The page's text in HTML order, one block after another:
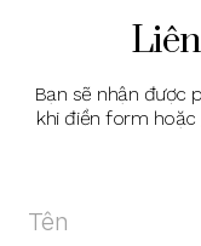
Bạn sẽ nhận được
khi điền form hoặc